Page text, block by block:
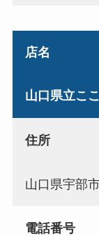
店名
山口県立こ
住所
山口県宇部
電話番号